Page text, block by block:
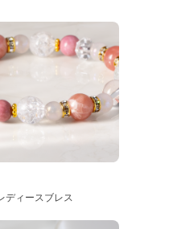
ディースブレス